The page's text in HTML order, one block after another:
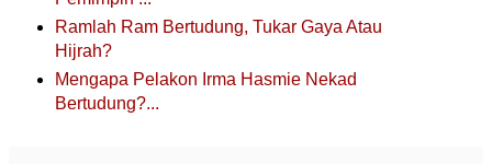
Ramlah Ram Bertudung, Tukar Gaya Atau
Hijrah?
Mengapa Pelakon Irma Hasmie Nekad
Bertudung?...